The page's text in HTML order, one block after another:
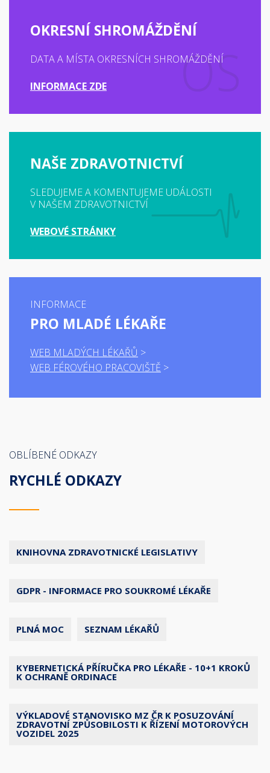
OKRESNÍ SHROMÁŽDĚNÍ
DATA A MÍSTA OKRESNÍCH SHROMÁŽDĚNÍ
INFORMACE ZDE
NAŠE ZDRAVOTNICTVÍ
SLEDUJEME A KOMENTUJEME UDÁLOSTI
V NAŠEM ZDRAVOTNICTVÍ
WEBOVÉ STRÁNKY
INFORMACE
PRO MLADÉ LÉKAŘE
WEB MLADÝCH LÉKAŘŮ
WEB FÉROVÉHO PRACOVIŠTĚ
OBLÍBENÉ ODKAZY
RYCHLÉ ODKAZY
KNIHOVNA ZDRAVOTNICKÉ LEGISLATIVY
GDPR - INFORMACE PRO SOUKROMÉ LÉKAŘE
PLNÁ MOC SEZNAM LÉKAŘŮ
KYBERNETICKÁ PŘÍRUČKA PRO LÉKAŘE - 10+1 KROKŮ
K OCHRANĚ ORDINACE
VÝKLADOVÉ STANOVISKO MZ ČR K POSUZOVÁNÍ
ZDRAVOTNÍ ZPŮSOBILOSTI K ŘÍZENÍ MOTOROVÝCH
VOZIDEL 2025